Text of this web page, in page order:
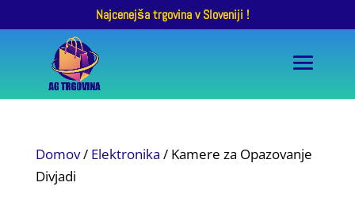
Najcenejša trgovina v Sloveniji !
Domov/ Elektronika / Kamere za Opazovanje
Divjadi